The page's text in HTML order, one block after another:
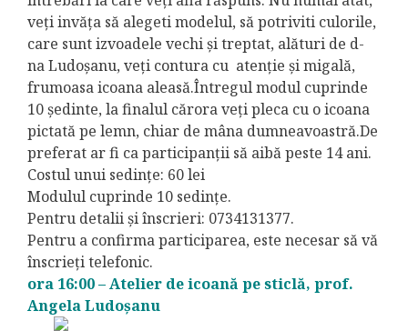
veți invăța să alegeti modelul, să potriviti culorile,
care sunt izvoadele vechi și treptat, alături de d-
na Ludoșanu, veți contura cu atenție și migală,
frumoasa icoana aleasă.Întregul modul cuprinde
10 ședinte, la finalul cărora veți pleca cu o icoana
pictată pe lemn, chiar de mâna dumneavoastră.De
preferat ar fi ca participanții să aibă peste 14 ani.
Costul unui sedințe: 60 lei
Modulul cuprinde 10 sedințe.
Pentru detalii și înscrieri: 0734131377.
Pentru a confirma participarea, este necesar să vă
înscrieți telefonic.
ora 16:00 – Atelier de icoană pe sticlă, prof.
Angela Ludoșanu